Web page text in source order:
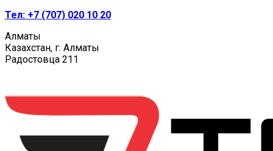
Тел: +7 (707) 020 10 20
Алматы
Казахстан, г. Алматы
Радостовца 211